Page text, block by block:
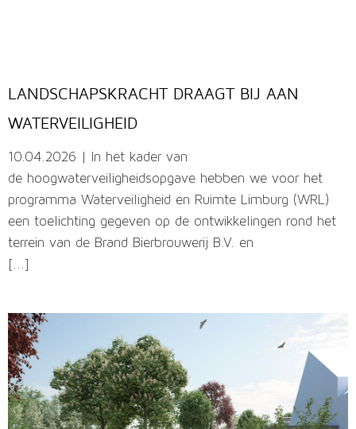
LANDSCHAPSKRACHT DRAAGT BIJ AAN
WATERVEILIGHEID
10.04.2026 | In het kader van
de hoogwaterveiligheidsopgave hebben we voor het
programma Waterveiligheid en Ruimte Limburg (WRL)
een toelichting gegeven op de ontwikkelingen rond het
terrein van de Brand Bierbrouwerij B.V. en
[...]